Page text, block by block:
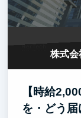
株式
【時給
を・どう